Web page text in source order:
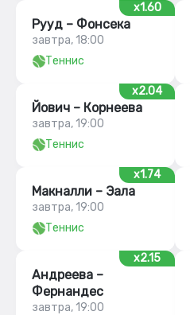
x1.60
Рууд – Фонсека
завтра, 18:00
Теннис
x2.04
Йович – Корнеева
завтра, 19:00
Теннис
x1.74
Макналли – Эала
завтра, 19:00
Теннис
x2.15
Андреева –
Фернандес
завтра, 19:00